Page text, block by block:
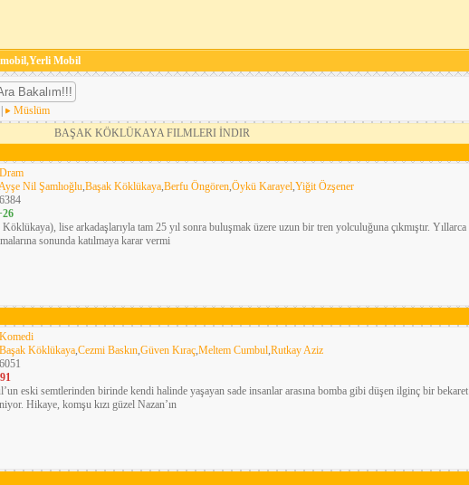
Mobil
Müslüm
BAŞAK KÖKLÜKAYA FILMLERI İNDIR
Dram
Nil Şamlıoğlu,Başak Köklükaya,Berfu Öngören,Öykü Karayel,Yiğit Özşener
lise arkadaşlarıyla tam 25 yıl sonra buluşmak üzere uzun bir tren yolculuğuna çıkmıştır. Yıllarca
sonunda katılmaya karar vermi
Komedi
Başak Köklükaya,Cezmi Baskın,Güven Kıraç,Meltem Cumbul,Rutkay Aziz
eski semtlerinden birinde kendi halinde yaşayan sade insanlar arasına bomba gibi düşen ilginç bir bekaret
Hikaye, komşu kızı güzel Nazan’ın